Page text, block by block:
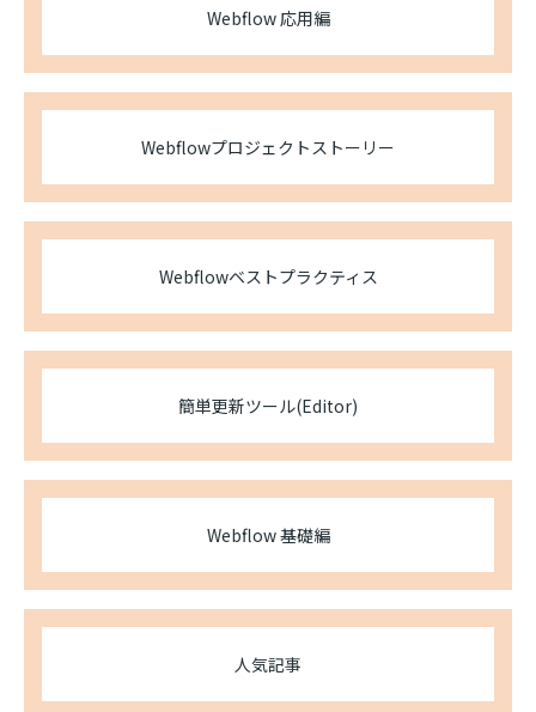
Webflow 応用編
Webflowプロジェクトストーリー
Webflowベストプラクティス
簡単更新ツール(Editor)
Webflow 基礎編
人気記事